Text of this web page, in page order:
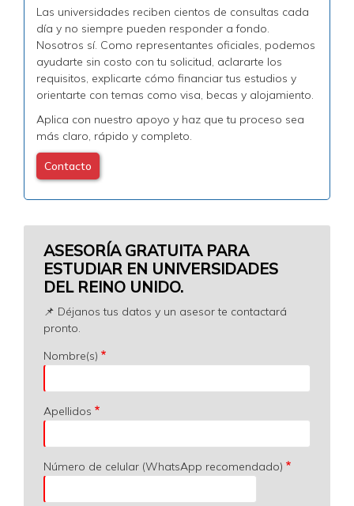
Las universidades reciben cientos de consultas cada
día y no siempre pueden responder a fondo.
Nosotros sí. Como representantes oficiales, podemos
ayudarte sin costo con tu solicitud, aclararte los
requisitos, explicarte cómo financiar tus estudios y
orientarte con temas como visa, becas y alojamiento.
Aplica con nuestro apoyo y haz que tu proceso sea
más claro, rápido y completo.
Contacto
ASESORÍA GRATUITA PARA
ESTUDIAR EN UNIVERSIDADES
DEL REINO UNIDO.
📌 Déjanos tus datos y un asesor te contactará
pronto.
Nombre(s)
Apellidos
Número de celular (WhatsApp recomendado)